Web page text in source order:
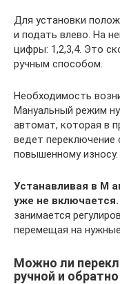
Для установки
и подать влево. На
цифры: 1,2,3,4. Это
ручным способом.
Необходимость
Мануальный режим
автомат, которая в
ведет переключение
повышенному износу.
Устанавливая в М
уже не включается.
занимается
перемещая на
Можно ли
ручной и обратно